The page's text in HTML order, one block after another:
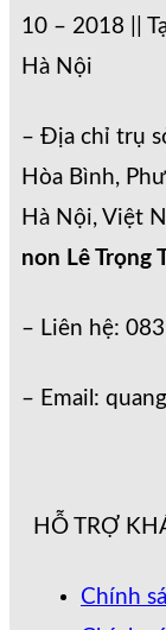
10 – 2018 ||
Hà Nội
– Địa chỉ trụ
Hòa Bình,
Hà Nội, Việt
non Lê Trọng
– Liên hệ:
– Email:
HỖ TRỢ
Chính